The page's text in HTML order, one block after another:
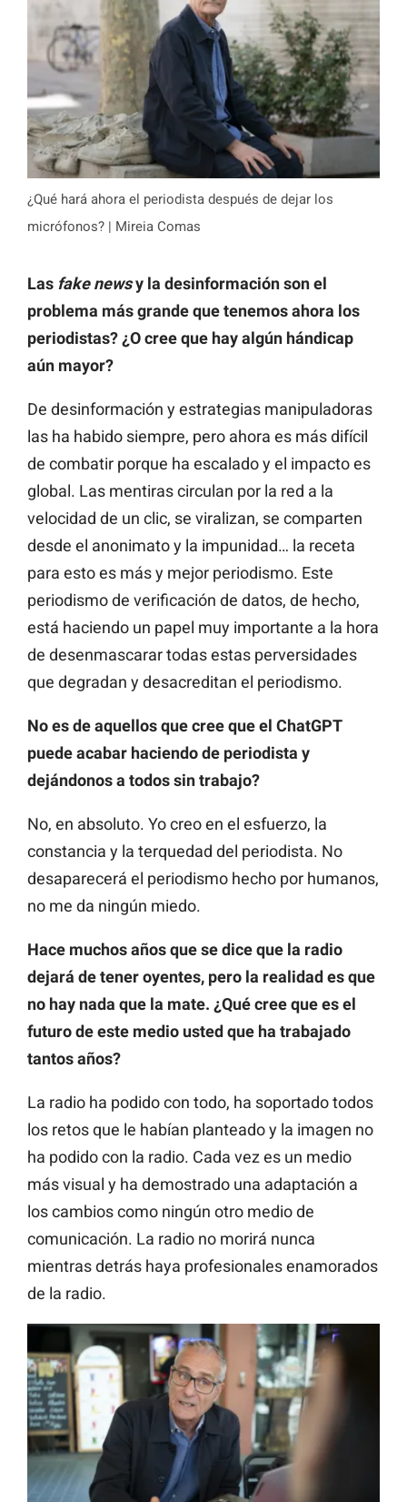
¿Qué hará ahora el periodista después de dejar los
micrófonos? | Mireia Comas
Las fake newsy la desinformación son el
problema más grande que tenemos ahora los
periodistas? ¿O cree que hay algún hándicap
aún mayor?
De desinformación y estrategias manipuladoras
las ha habido siempre, pero ahora es más difícil
de combatir porque ha escalado y el impacto es
global. Las mentiras circulan por la red a la
velocidad de un clic, se viralizan, se comparten
desde el anonimato y la impunidad… la receta
para esto es más y mejor periodismo. Este
periodismo de verificación de datos, de hecho,
está haciendo un papel muy importante a la hora
de desenmascarar todas estas perversidades
que degradan y desacreditan el periodismo.
No es de aquellos que cree que el ChatGPT
puede acabar haciendo de periodista y
dejándonos a todos sin trabajo?
No, en absoluto. Yo creo en el esfuerzo, la
constancia y la terquedad del periodista. No
desaparecerá el periodismo hecho por humanos,
no me da ningún miedo.
Hace muchos años que se dice que la radio
dejará de tener oyentes, pero la realidad es que
no hay nada que la mate. ¿Qué cree que es el
futuro de este medio usted que ha trabajado
tantos años?
La radio ha podido con todo, ha soportado todos
los retos que le habían planteado y la imagen no
ha podido con la radio. Cada vez es un medio
más visual y ha demostrado una adaptación a
los cambios como ningún otro medio de
comunicación. La radio no morirá nunca
mientras detrás haya profesionales enamorados
de la radio.